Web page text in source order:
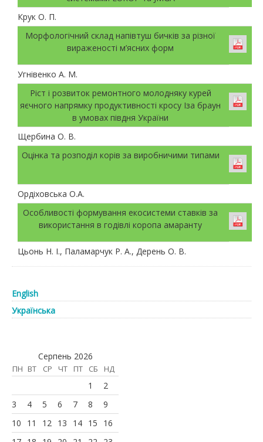
Крук О. П.
Морфологічний склад напівтуш бичків за різної
вираженості м’ясних форм
Угнівенко А. М.
Ріст і розвиток ремонтного молодняку курей
яєчного напрямку продуктивності кросу Іза браун
в умовах півдня України
Щербина О. В.
Оцінка та розподіл корів за виробничими типами
Ордіховська О.А.
Особливості формування екосистеми ставків за
використання в годівлі коропа амаранту
Цьонь Н. І., Паламарчук Р. А., Дерень О. В.
English
Українська
Серпень 2026
ПН ВТ СР ЧТ ПТ СБ НД
1
2
3
4 5 6 7 8
9
10
11 12 13 14 15
16